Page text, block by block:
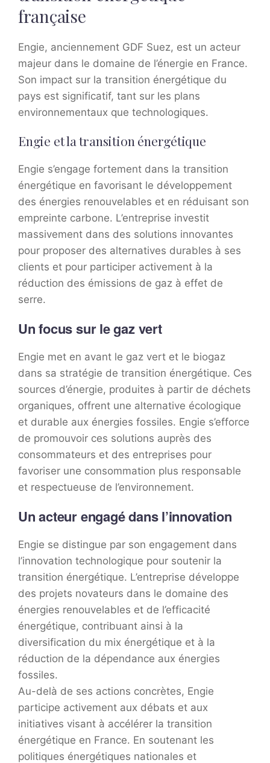
française
Engie, anciennement GDF Suez, est un acteur
majeur dans le domaine de l’énergie en France.
Son impact sur la transition énergétique du
pays est significatif, tant sur les plans
environnementaux que technologiques.
Engie et la transition énergétique
Engie s’engage fortement dans la transition
énergétique en favorisant le développement
des énergies renouvelables et en réduisant son
empreinte carbone. L’entreprise investit
massivement dans des solutions innovantes
pour proposer des alternatives durables à ses
clients et pour participer activement à la
réduction des émissions de gaz à effet de
serre.
Un focus sur le gaz vert
Engie met en avant le gaz vert et le biogaz
dans sa stratégie de transition énergétique. Ces
sources d’énergie, produites à partir de déchets
organiques, offrent une alternative écologique
et durable aux énergies fossiles. Engie s’efforce
de promouvoir ces solutions auprès des
consommateurs et des entreprises pour
favoriser une consommation plus responsable
et respectueuse de l’environnement.
Un acteur engagé dans l’innovation
Engie se distingue par son engagement dans
l’innovation technologique pour soutenir la
transition énergétique. L’entreprise développe
des projets novateurs dans le domaine des
énergies renouvelables et de l’efficacité
énergétique, contribuant ainsi à la
diversification du mix énergétique et à la
réduction de la dépendance aux énergies
fossiles.
Au-delà de ses actions concrètes, Engie
participe activement aux débats et aux
initiatives visant à accélérer la transition
énergétique en France. En soutenant les
politiques énergétiques nationales et